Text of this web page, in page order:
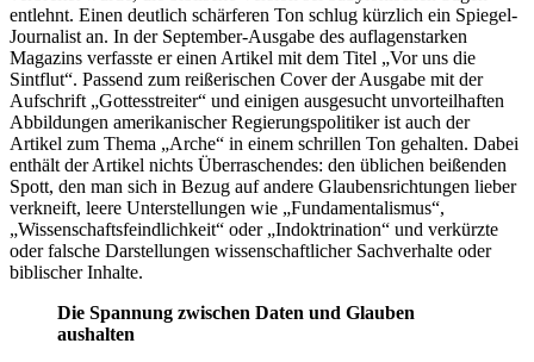
entlehnt. Einen deutlich schärferen Ton schlug kürzlich ein Spiegel-
Journalist an. In der September-Ausgabe des auflagenstarken
Magazins verfasste er einen Artikel mit dem Titel „Vor uns die
Sintflut“. Passend zum reißerischen Cover der Ausgabe mit der
Aufschrift „Gottesstreiter“ und einigen ausgesucht unvorteilhaften
Abbildungen amerikanischer Regierungspolitiker ist auch der
Artikel zum Thema „Arche“ in einem schrillen Ton gehalten. Dabei
enthält der Artikel nichts Überraschendes: den üblichen beißenden
Spott, den man sich in Bezug auf andere Glaubensrichtungen lieber
verkneift, leere Unterstellungen wie „Fundamentalismus“,
„Wissenschaftsfeindlichkeit“ oder „Indoktrination“ und verkürzte
oder falsche Darstellungen wissenschaftlicher Sachverhalte oder
biblischer Inhalte.
Die Spannung zwischen Daten und Glauben
aushalten